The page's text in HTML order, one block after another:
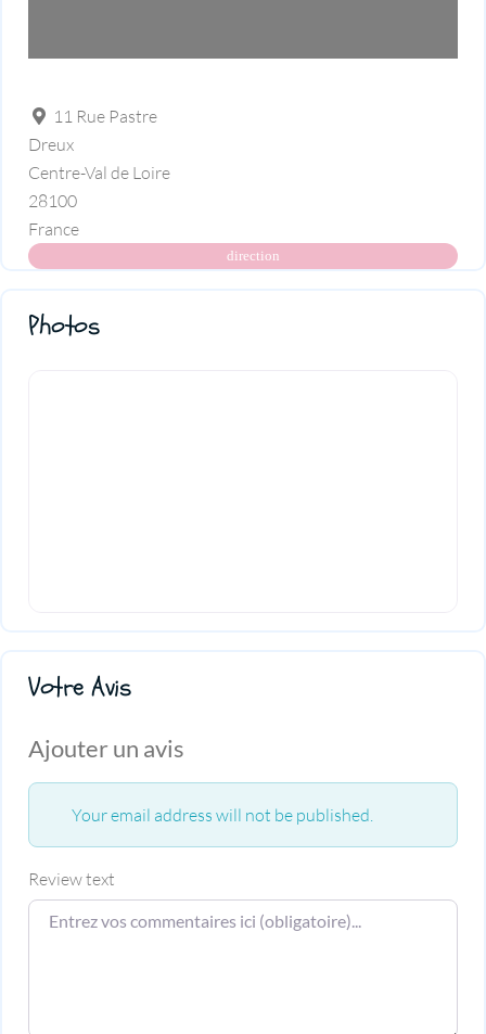
11 Rue Pastre
Dreux
Centre-Val de Loire
28100
France
direction
Photos
Votre Avis
Ajouter un avis
Your email address will not be published.
Review text